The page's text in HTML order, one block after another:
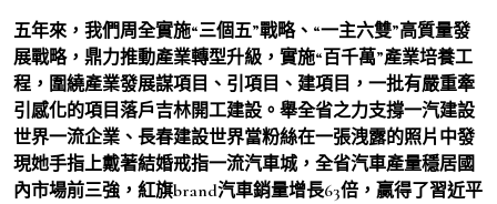
五年來，我們周全實施“三個五”戰略、“一主六雙”高質量發
展戰略，鼎力推動產業轉型升級，實施“百千萬”產業培養工
程，圍繞產業發展謀項目、引項目、建項目，一批有嚴重牽
引感化的項目落戶吉林開工建設。舉全省之力支撐一汽建設
世界一流企業、長春建設世界當粉絲在一張洩露的照片中發
現她手指上戴著結婚戒指一流汽車城，全省汽車產量穩居國
內市場前三強，紅旗brand汽車銷量增長63倍，贏得了習近平